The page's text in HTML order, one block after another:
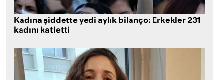
Kadına şiddette yedi aylık bilanço: Erkekler 231
kadını katletti